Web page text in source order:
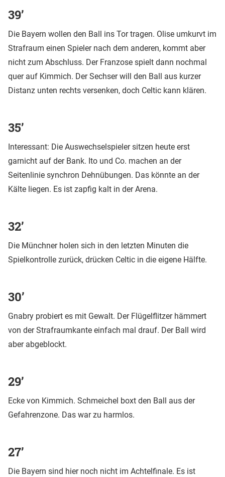
39’
Die Bayern wollen den Ball ins Tor tragen. Olise umkurvt im
Strafraum einen Spieler nach dem anderen, kommt aber
nicht zum Abschluss. Der Franzose spielt dann nochmal
quer auf Kimmich. Der Sechser will den Ball aus kurzer
Distanz unten rechts versenken, doch Celtic kann klären.
35’
Interessant: Die Auswechselspieler sitzen heute erst
garnicht auf der Bank. Ito und Co. machen an der
Seitenlinie synchron Dehnübungen. Das könnte an der
Kälte liegen. Es ist zapfig kalt in der Arena.
32’
Die Münchner holen sich in den letzten Minuten die
Spielkontrolle zurück, drücken Celtic in die eigene Hälfte.
30’
Gnabry probiert es mit Gewalt. Der Flügelflitzer hämmert
von der Strafraumkante einfach mal drauf. Der Ball wird
aber abgeblockt.
29’
Ecke von Kimmich. Schmeichel boxt den Ball aus der
Gefahrenzone. Das war zu harmlos.
27’
Die Bayern sind hier noch nicht im Achtelfinale. Es ist